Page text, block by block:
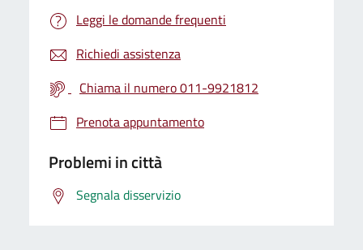
Leggi le domande frequenti
Richiedi assistenza
Chiama il numero 011-9921812
Prenota appuntamento
Problemi in città
Segnala disservizio